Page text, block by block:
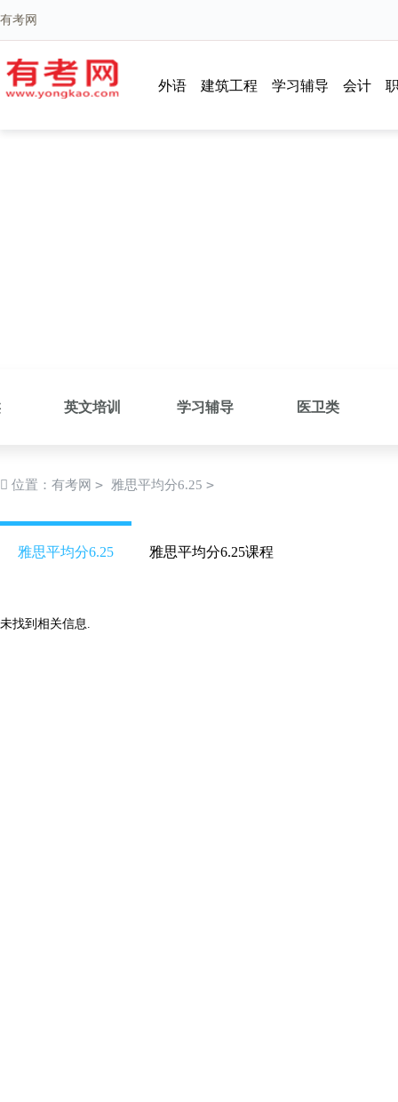
有考网
外语 建筑工程 学习辅导 会计
英文培训 学习辅导 医卫类
位置： 有考网 > 雅思平均分6.25 >
雅思平均分6.25 雅思平均分6.25课程
未找到相关信息.